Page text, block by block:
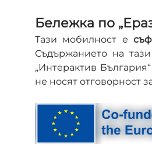
Бележка по
Тази мобилност е
Съдържанието на
„Интерактив
не носят отговорност